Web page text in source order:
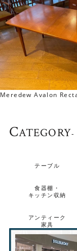
Meredew Avalon
CATEGORY-
テーブル
食器棚・
キッチン収納
アンティーク
家具